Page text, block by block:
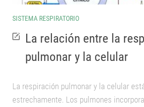
Sistema Reproductor Masculino
Aparato Reproductor Femenino
Funciones vitales
SISTEMA RESPIRATORIO
La relación entre la
pulmonar y la celular
La respiración pulmonar y la celular
estrechamente. Los pulmones